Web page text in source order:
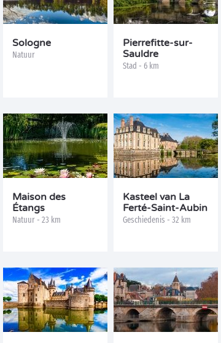
Sologne
Natuur
Pierrefitte-sur-
Sauldre
Stad - 6 km
Maison des
Étangs
Natuur - 23 km
Kasteel van La
Ferté-Saint-Aubin
Geschiedenis - 32 km